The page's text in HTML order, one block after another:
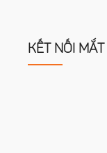
KẾT NỐI